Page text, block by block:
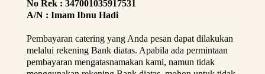
No Rek : 347001035917531
A/N : Imam Ibnu Hadi
Pembayaran catering yang Anda pesan dapat dilakukan
melalui rekening Bank diatas. Apabila ada permintaan
pembayaran mengatasnamakan kami, namun tidak